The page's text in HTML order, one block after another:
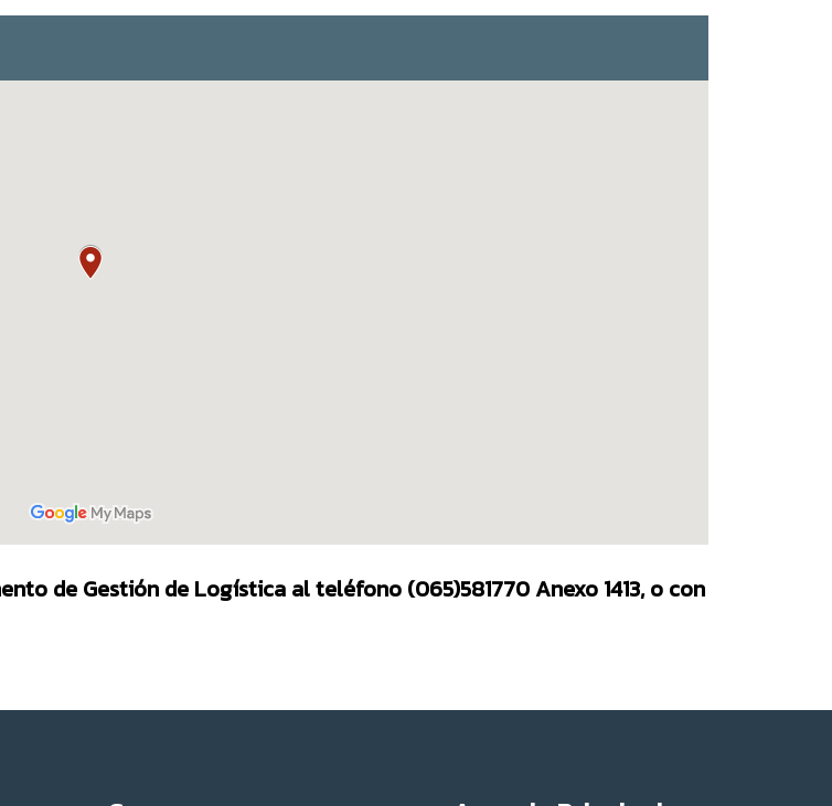
de Gestión de Logísticaal teléfono (065)581770 Anexo 1413, o con